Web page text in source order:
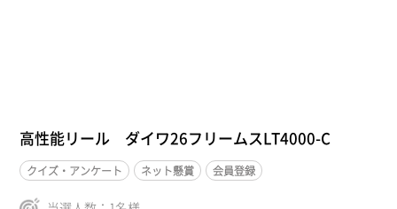
高性能リール ダイワ26フリームスLT4000-C
クイズ・アンケート ネット懸賞 会員登録